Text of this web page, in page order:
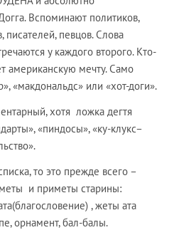
Вспоминают политиков,
писателей, певцов. Слова
у каждого второго. Кто-
американскую мечту. Само
«макдональдс» или «хот-доги».
хотя ложка дегтя
«пиндосы», «ку-клукс–
то это прежде всего –
и приметы старины:
, жеты ата
орнамент, бал-балы.